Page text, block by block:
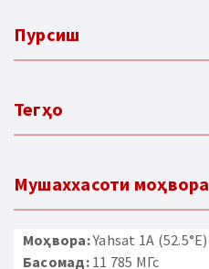
Пурсиш
Тегҳо
Мушаххасоти моҳвора
Моҳвора:Yahsat 1A (52.5°E)
Басомад:11 785 МГс